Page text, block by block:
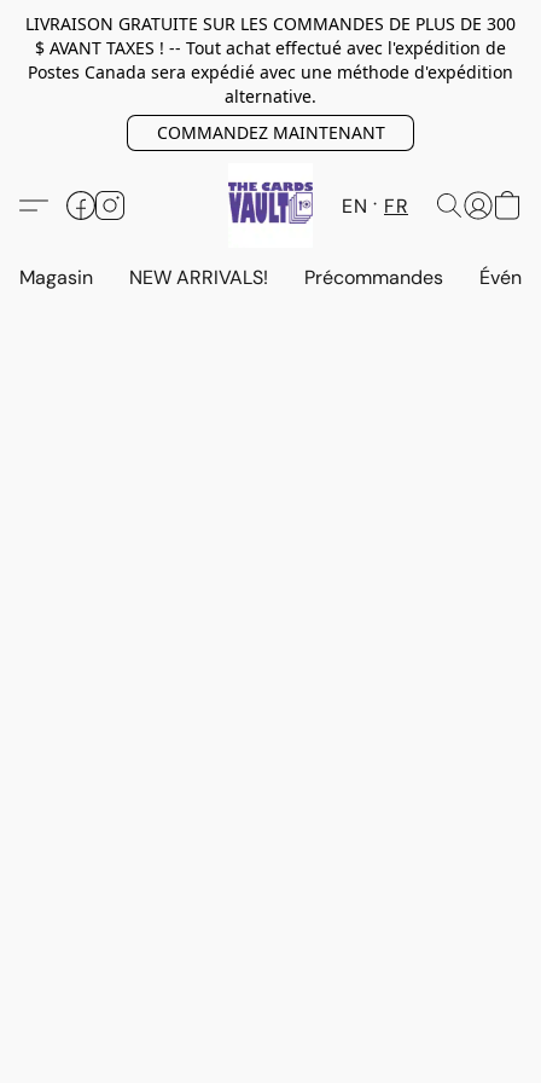
LIVRAISON GRATUITE SUR LES COMMANDES DE PLUS DE 300
$ AVANT TAXES ! -- Tout achat effectué avec l'expédition de
Postes Canada sera expédié avec une méthode d'expédition
alternative.
COMMANDEZ MAINTENANT
EN FR
Magasin NEW ARRIVALS! Précommandes